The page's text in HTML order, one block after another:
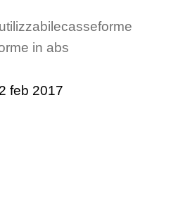
casseforme
in abs
feb 2017